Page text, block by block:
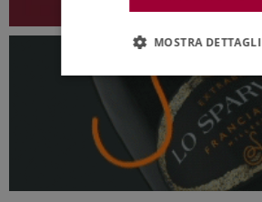
MOSTRA DETTAGLI